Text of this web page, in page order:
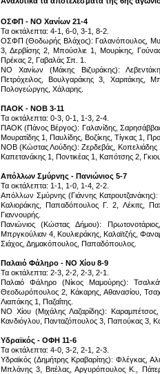
ΟΣΦΠ -ΝΟ Χανίων 21-4
Τα οκτάλεπτα: 4-1, 6-0, 3-1, 8-2.
ΟΣΦΠ (Θοδωρής Βλάχος): Γαλανόπουλος,
3, Δερβίσης 2, Μπούσλιε 1, Μουρίκης,
Πρέκας 2, Γαβαλάς Σπ. 1.
ΝΟ Χανίων (Μάκης Βιζυράκης):
Πετρόχειλος, Βουλγαράκης 3, Χαριτάκης,
Πολογεώργης, Χάλαρης.
ΠΑΟΚ -ΝΟΒ 3-11
Τα οκτάλεπτα: 0-3, 0-1, 1-3, 2-4.
ΠΑΟΚ (Πάνος Βέργος): Γαλανίδης,
Μουρατίδης 1, Παυλίδης, Βοζίκης, Τίγκας 1,
ΝΟΒ (Κώστας Λούδης): Ζερδεβάς, Κοπελιάδης
Καπετανάκης 1, Ποντικέας 1, Καπότσης 2,
Απόλλων Σμύρνης -Πανιώνιος 5-7
Τα οκτάλεπτα: 1-1, 1-0, 1-4, 2-2.
Απόλλων Σμύρνης (Γιάννης
Καλιοράκης, Παπαδόπουλος Γ. 2, Λέκιτς,
Γιαννουρής.
Πανιώνιος (Κώστας Δήμου):
Μπργκούλιαν 4, Κουλιεράκης, Καλαϊτζής,
Σιάχος, Δημακόπουλος, Παπαδόπουλος.
Παλαιό Φάληρο - ΝΟ Χίου 8-9
Τα οκτάλεπτα: 2-3, 2-2, 2-3, 2-1.
Παλαιό Φάληρο (Νίκος Μαμούρης):
Θεοδωρόπουλος 2, Κάκαρης, Αθανασίου,
Λιαπάκης 1, Παζαΐτης.
ΝΟ Χίου (Μιχάλης Λαζαρίδης):
Κανδιόγλου, Πανταζόπουλος 3, Παπούκας 3,
Υδραϊκός - ΟΦΗ 11-6
Τα οκτάλεπτα: 4-0, 3-2, 2-1, 2-3.
Υδραϊκός (Δημήτρης Κραβαρίτης): Φλέγκας,
Μπλάνης 3, Βιτέλας, Αργυρόπουλος Κ.,